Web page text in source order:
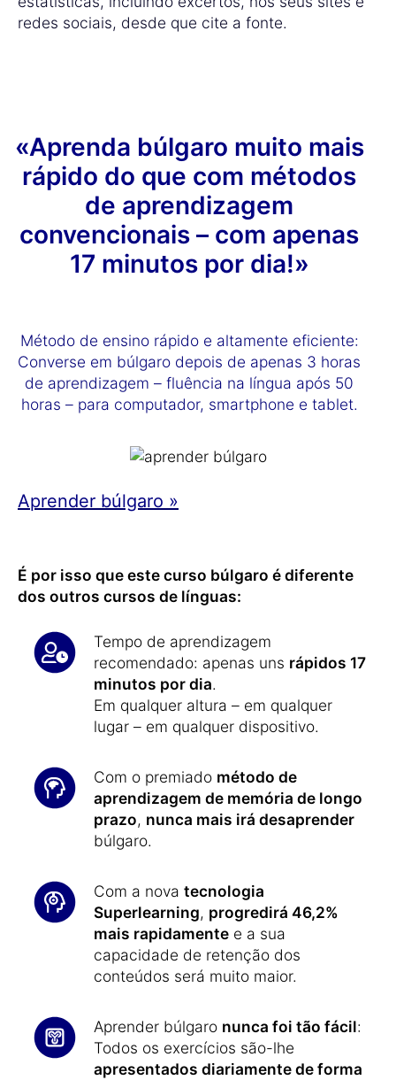
redes sociais, desde que cite a fonte.
«Aprenda búlgaro muito mais
rápido do que com métodos
de aprendizagem
convencionais – com apenas
17 minutos por dia!»
Método de ensino rápido e altamente eficiente:
Converse em búlgaro depois de apenas 3 horas
de aprendizagem – fluência na língua após 50
horas – para computador, smartphone e tablet.
Aprender búlgaro »
É por isso que este curso búlgaro é diferente
dos outros cursos de línguas:
Tempo de aprendizagem
recomendado: apenas uns rápidos 17
minutos por dia.
Em qualquer altura – em qualquer
lugar – em qualquer dispositivo.
Com o premiado método de
aprendizagem de memória de longo
prazo, nunca mais irá desaprender
búlgaro.
Com a nova tecnologia
Superlearning, progredirá 46,2%
mais rapidamente e a sua
capacidade de retenção dos
conteúdos será muito maior.
Aprender búlgaro nunca foi tão fácil:
Todos os exercícios são-lhe
apresentados diariamente de forma